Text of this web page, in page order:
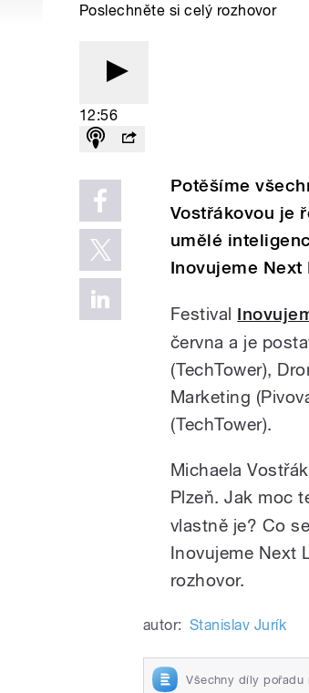
Poslechněte si celý rozhovor
12:56
Potěšíme
Vostřákovou je
umělé
Inovujeme
Festival
června a je
(TechTower),
Marketing
(TechTower).
Michaela
Plzeň. Jak moc
vlastně je? Co
Inovujeme Next
rozhovor.
autor: Stanislav Jurík
Všechny díly pořadu